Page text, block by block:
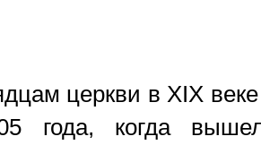
церкви в XIX
года, когда